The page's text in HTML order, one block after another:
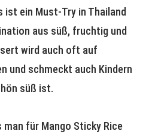
ist ein Must-Try in Thailand
aus süß, fruchtig und
wird auch oft auf
und schmeckt auch Kindern
süß ist.
für Mango Sticky Rice